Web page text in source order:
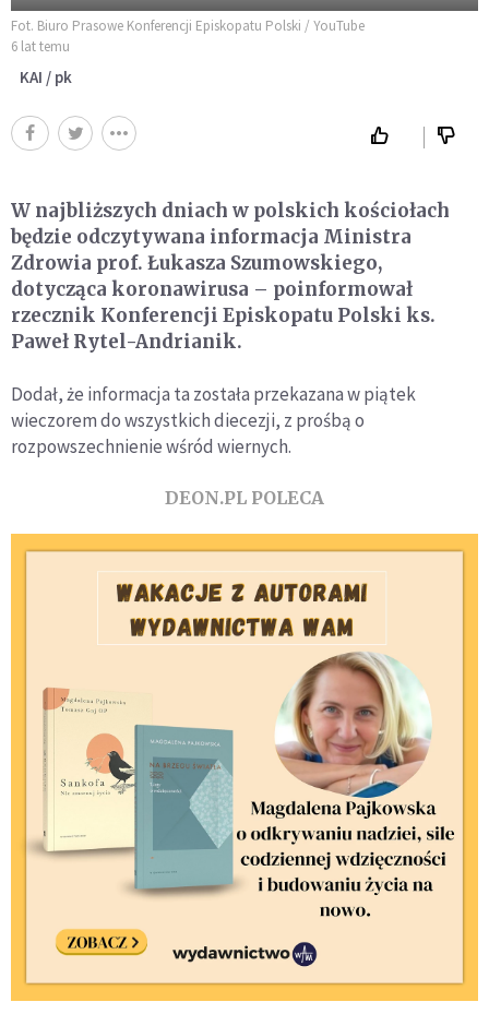
Fot. Biuro Prasowe Konferencji Episkopatu Polski / YouTube
6 lat temu
KAI / pk
W najbliższych dniach w polskich kościołach
będzie odczytywana informacja Ministra
Zdrowia prof. Łukasza Szumowskiego,
dotycząca koronawirusa – poinformował
rzecznik Konferencji Episkopatu Polski ks.
Paweł Rytel-Andrianik.
Dodał, że informacja ta została przekazana w piątek
wieczorem do wszystkich diecezji, z prośbą o
rozpowszechnienie wśród wiernych.
DEON.PL POLECA